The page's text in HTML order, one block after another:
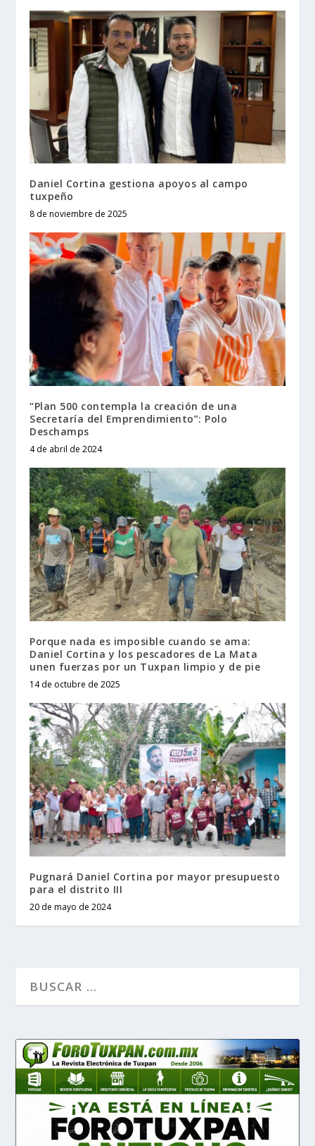
Daniel Cortina gestiona apoyos al campo
tuxpeño
8 de noviembre de 2025
“Plan 500 contempla la creación de una
Secretaría del Emprendimiento”: Polo
Deschamps
4 de abril de 2024
Porque nada es imposible cuando se ama:
Daniel Cortina y los pescadores de La Mata
unen fuerzas por un Tuxpan limpio y de pie
14 de octubre de 2025
Pugnará Daniel Cortina por mayor presupuesto
para el distrito III
20 de mayo de 2024